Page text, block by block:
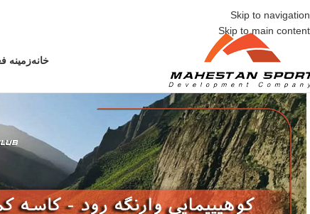
Skip to navigation
Skip to main content
Mahestan Sport Development
خانهزمینه